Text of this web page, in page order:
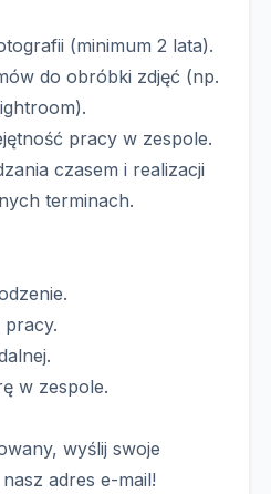
(minimum 2 lata).
do obróbki zdjęć (np.
pracy w zespole.
czasem i realizacji
terminach.
pracy.
w zespole.
wyślij swoje
adres e-mail!